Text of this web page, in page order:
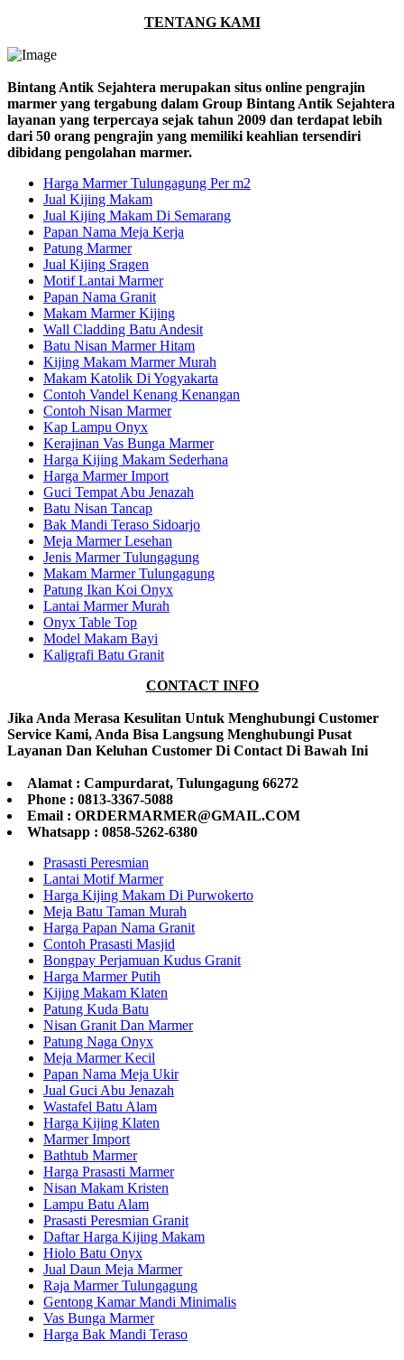
TENTANG KAMI
Bintang Antik Sejahtera merupakan situs online pengrajin
marmer yang tergabung dalam Group Bintang Antik Sejahtera
layanan yang terpercaya sejak tahun 2009 dan terdapat lebih
dari 50 orang pengrajin yang memiliki keahlian tersendiri
dibidang pengolahan marmer.
Harga Marmer Tulungagung Per m2
Jual Kijing Makam
Jual Kijing Makam Di Semarang
Papan Nama Meja Kerja
Patung Marmer
Jual Kijing Sragen
Motif Lantai Marmer
Papan Nama Granit
Makam Marmer Kijing
Wall Cladding Batu Andesit
Batu Nisan Marmer Hitam
Kijing Makam Marmer Murah
Makam Katolik Di Yogyakarta
Contoh Vandel Kenang Kenangan
Contoh Nisan Marmer
Kap Lampu Onyx
Kerajinan Vas Bunga Marmer
Harga Kijing Makam Sederhana
Harga Marmer Import
Guci Tempat Abu Jenazah
Batu Nisan Tancap
Bak Mandi Teraso Sidoarjo
Meja Marmer Lesehan
Jenis Marmer Tulungagung
Makam Marmer Tulungagung
Patung Ikan Koi Onyx
Lantai Marmer Murah
Onyx Table Top
Model Makam Bayi
Kaligrafi Batu Granit
CONTACT INFO
Jika Anda Merasa Kesulitan Untuk Menghubungi Customer
Service Kami, Anda Bisa Langsung Menghubungi Pusat
Layanan Dan Keluhan Customer Di Contact Di Bawah Ini
Alamat : Campurdarat, Tulungagung 66272
Phone : 0813-3367-5088
Email : ORDERMARMER@GMAIL.COM
Whatsapp : 0858-5262-6380
Prasasti Peresmian
Lantai Motif Marmer
Harga Kijing Makam Di Purwokerto
Meja Batu Taman Murah
Harga Papan Nama Granit
Contoh Prasasti Masjid
Bongpay Perjamuan Kudus Granit
Harga Marmer Putih
Kijing Makam Klaten
Patung Kuda Batu
Nisan Granit Dan Marmer
Patung Naga Onyx
Meja Marmer Kecil
Papan Nama Meja Ukir
Jual Guci Abu Jenazah
Wastafel Batu Alam
Harga Kijing Klaten
Marmer Import
Bathtub Marmer
Harga Prasasti Marmer
Nisan Makam Kristen
Lampu Batu Alam
Prasasti Peresmian Granit
Daftar Harga Kijing Makam
Hiolo Batu Onyx
Jual Daun Meja Marmer
Raja Marmer Tulungagung
Gentong Kamar Mandi Minimalis
Vas Bunga Marmer
Harga Bak Mandi Teraso